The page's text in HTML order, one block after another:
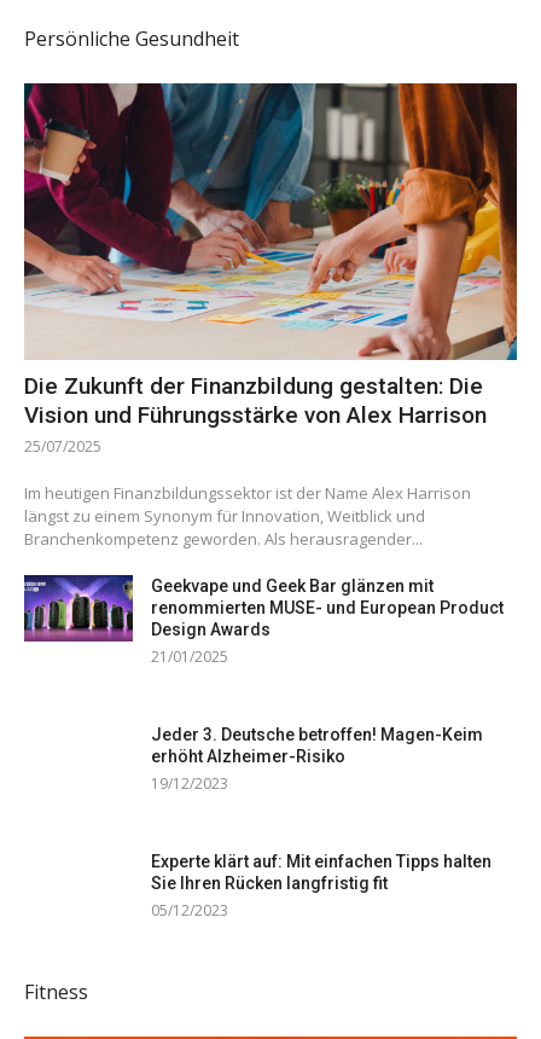
Persönliche Gesundheit
Die Zukunft der Finanzbildung gestalten: Die
Vision und Führungsstärke von Alex Harrison
25/07/2025
Im heutigen Finanzbildungssektor ist der Name Alex Harrison
längst zu einem Synonym für Innovation, Weitblick und
Branchenkompetenz geworden. Als herausragender...
Geekvape und Geek Bar glänzen mit
renommierten MUSE- und European Product
Design Awards
21/01/2025
Jeder 3. Deutsche betroffen! Magen-Keim
erhöht Alzheimer-Risiko
19/12/2023
Experte klärt auf: Mit einfachen Tipps halten
Sie Ihren Rücken langfristig fit
05/12/2023
Fitness